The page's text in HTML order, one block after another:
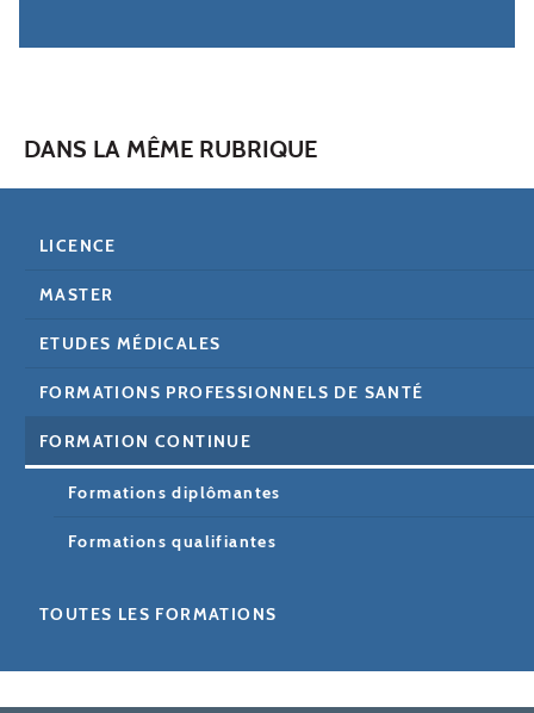
DANS LA MÊME RUBRIQUE
LICENCE
MASTER
ETUDES MÉDICALES
FORMATIONS PROFESSIONNELS DE SANTÉ
FORMATION CONTINUE
Formations diplômantes
Formations qualifiantes
TOUTES LES FORMATIONS